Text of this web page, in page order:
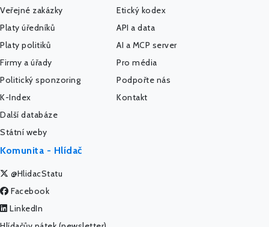
Veřejné zakázky
Platy úředníků
Platy politiků
Firmy a úřady
Politický sponzoring
K-Index
Další databáze
Státní weby
Etický kodex
API a data
AI a MCP server
Pro média
Podpořte nás
Kontakt
Komunita - Hlídač
@HlidacStatu
Facebook
LinkedIn